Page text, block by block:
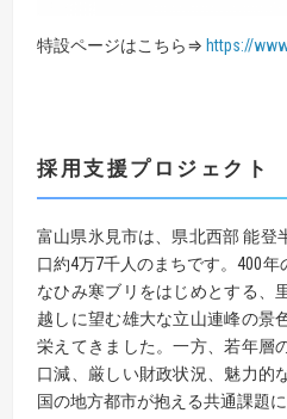
特設ページはこちら⇒ https://
採用支援プロジェクト
富山県氷見市は、県北西部 能登
口約4万7千人のまちです。400
なひみ寒ブリをはじめとする、
越しに望む雄大な立山連峰の景
栄えてきました。一方、若年層
口減、厳しい財政状況、魅力的
国の地方都市が抱える共通課題